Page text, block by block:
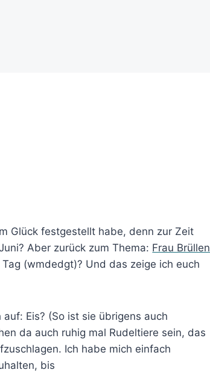
Glück festgestellt habe, denn zur Zeit
Aber zurück zum Thema: Frau Brüllen
(wmdedgt)? Und das zeige ich euch
Eis? (So ist sie übrigens auch
da auch ruhig mal Rudeltiere sein, das
Ich habe mich einfach
bis